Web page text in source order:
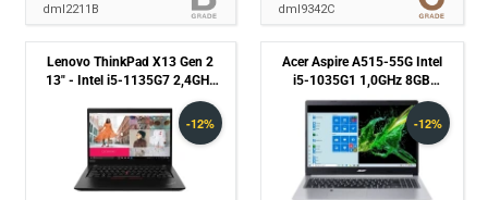
dml2211B dml9342C
Lenovo ThinkPad X13 Gen 2
13" - Intel i5-1135G7 2,4GHz
512GB NVMe 16GB Win11 Pro
- Grade B
Acer Aspire A515-55G Intel
i5-1035G1 1,0GHz 8GB
512GB NVMe Nvidia Geforce
MX350 Win11 Pro - Grade B